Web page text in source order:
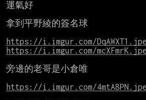
運氣好
拿到平野綾的簽名球
https://i.imgur.com/
https://i.imgur.com/
旁邊的老哥是小倉唯
https://i.imgur.com/